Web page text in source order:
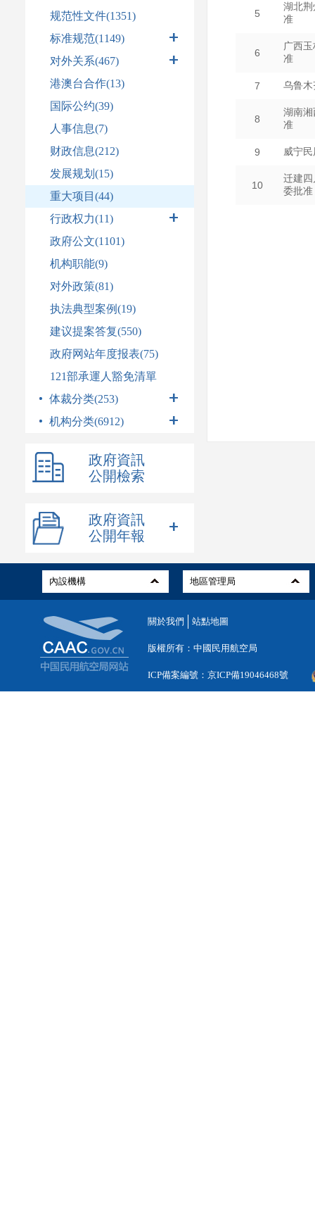
规范性文件(1351)
标准规范(1149)
对外关系(467)
港澳台合作(13)
国际公约(39)
人事信息(7)
财政信息(212)
发展规划(15)
重大项目(44)
行政权力(11)
政府公文(1101)
机构职能(9)
对外政策(81)
执法典型案例(19)
建议提案答复(550)
政府网站年度报表(75)
121部承運人豁免清單
体裁分类(253)
机构分类(6912)
政府資訊
公開檢索
政府資訊
公開年報
關於我們 站點地圖
版權所有：中國民用航空局
ICP備案編號：京ICP備19046468號